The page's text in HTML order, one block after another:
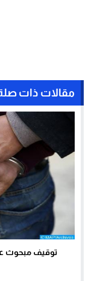
مقالات ذات
توقيف مبحوث